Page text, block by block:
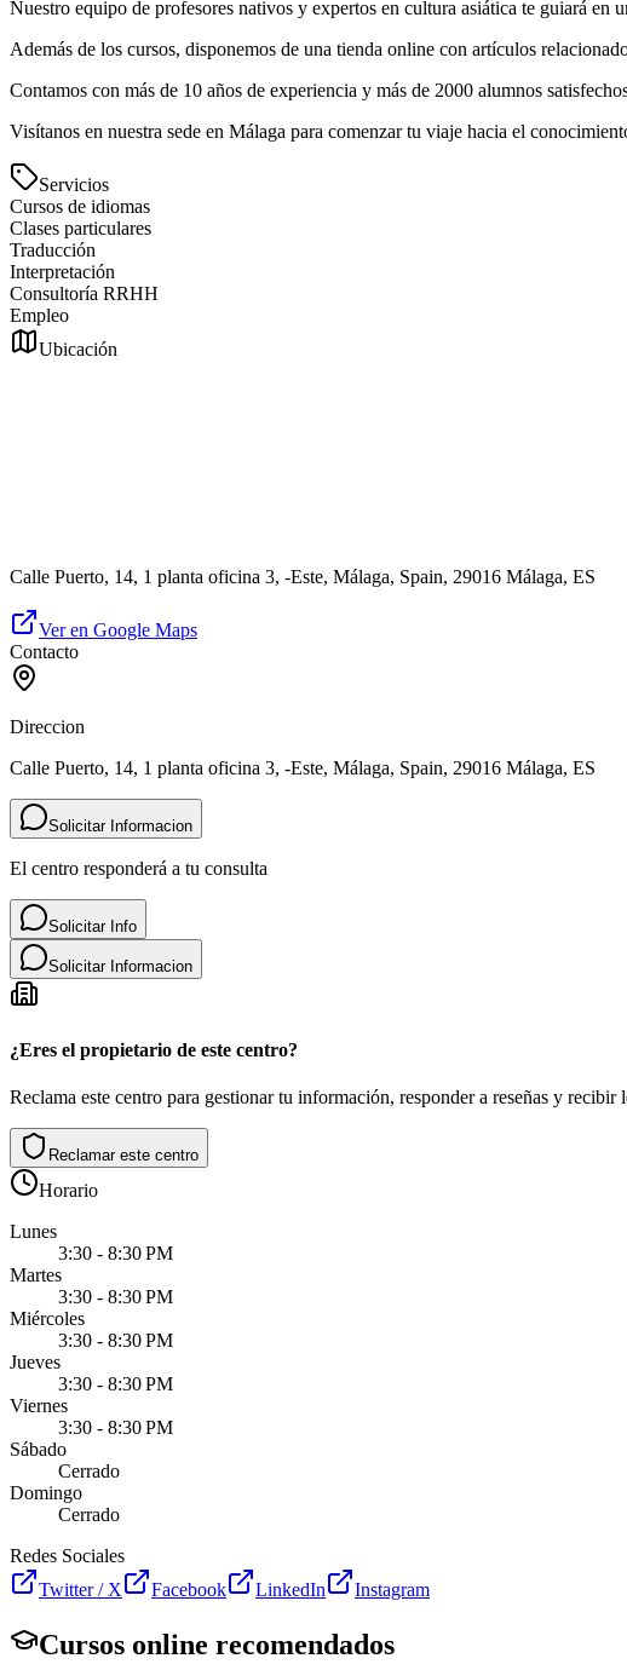
Nuestro equipo de profesores nativos y expertos en cultura asiática te guiará
Además de los cursos, disponemos de una tienda online con artículos
Contamos con más de 10 años de experiencia y más de 2000 alumnos
Visítanos en nuestra sede en Málaga para comenzar tu viaje hacia el
Servicios
Cursos de idiomas
Clases particulares
Traducción
Interpretación
Consultoría RRHH
Empleo
Ubicación
Calle Puerto, 14, 1 planta oficina 3, -Este, Málaga, Spain, 29016 Málaga, ES
Ver en Google Maps
Contacto
Direccion
Calle Puerto, 14, 1 planta oficina 3, -Este, Málaga, Spain, 29016 Málaga, ES
Solicitar Informacion
El centro responderá a tu consulta
Solicitar Info
Solicitar Informacion
¿Eres el propietario de este centro?
Reclama este centro para gestionar tu información, responder a reseñas y recibir
Reclamar este centro
Horario
Lunes
3:30 - 8:30 PM
Martes
3:30 - 8:30 PM
Miércoles
3:30 - 8:30 PM
Jueves
3:30 - 8:30 PM
Viernes
3:30 - 8:30 PM
Sábado
Cerrado
Domingo
Cerrado
Redes Sociales
Twitter / X
Facebook LinkedIn Instagram
Cursos online recomendados